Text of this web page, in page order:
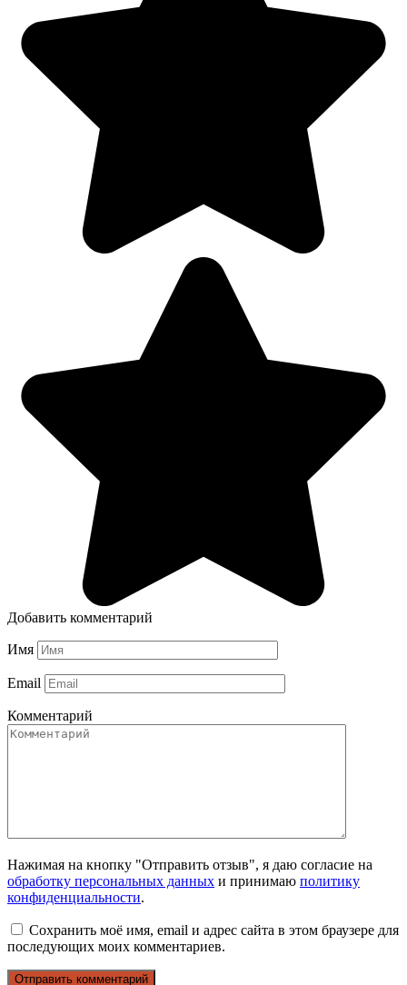
Добавить комментарий
Имя
Email
Комментарий
Нажимая на кнопку "Отправить отзыв", я даю согласие на
обработку персональных данных и принимаю политику
конфиденциальности.
Сохранить моё имя, email и адрес сайта в этом браузере для
последующих моих комментариев.